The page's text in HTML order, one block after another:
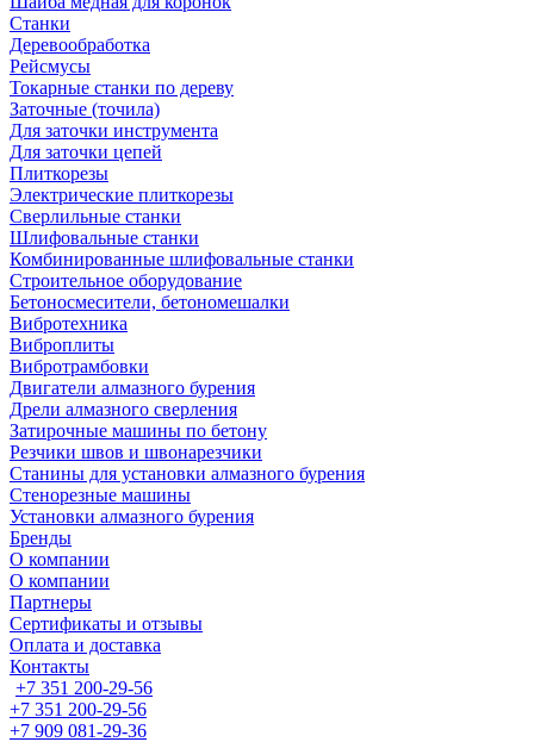
Станки
Деревообработка
Рейсмусы
Токарные станки по дереву
Заточные (точила)
Для заточки инструмента
Для заточки цепей
Плиткорезы
Электрические плиткорезы
Сверлильные станки
Шлифовальные станки
Комбинированные шлифовальные станки
Строительное оборудование
Бетоносмесители, бетономешалки
Вибротехника
Виброплиты
Вибротрамбовки
Двигатели алмазного бурения
Дрели алмазного сверления
Затирочные машины по бетону
Резчики швов и швонарезчики
Станины для установки алмазного бурения
Стенорезные машины
Установки алмазного бурения
Бренды
О компании
О компании
Партнеры
Cертификаты и отзывы
Оплата и доставка
Контакты
+7 351 200-29-56
+7 351 200-29-56
+7 909 081-29-36